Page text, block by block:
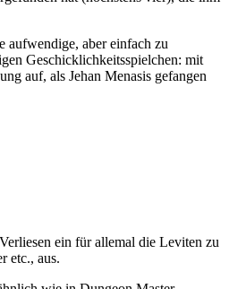
aufwendige, aber einfach zu
Geschicklichkeitsspielchen: mit
auf, als Jehan Menasis gefangen
ein für allemal die Leviten zu
etc., aus.